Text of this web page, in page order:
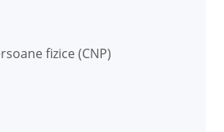
fizice (CNP)